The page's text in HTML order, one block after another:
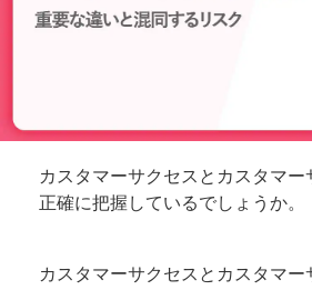
カスタマーサクセスとカスタマー
正確に把握しているでしょうか。
カスタマーサクセスとカスタマー